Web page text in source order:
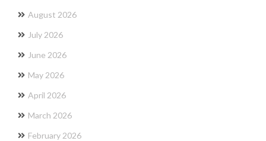
August 2026
July 2026
June 2026
May 2026
April 2026
March 2026
February 2026